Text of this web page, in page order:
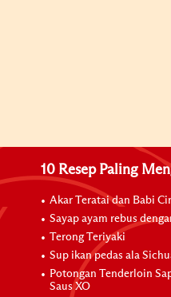
10 Resep Paling
Akar Teratai dan Babi
Sayap ayam rebus
Terong Teriyaki
Sup ikan pedas ala
Potongan Tenderloin
Saus XO